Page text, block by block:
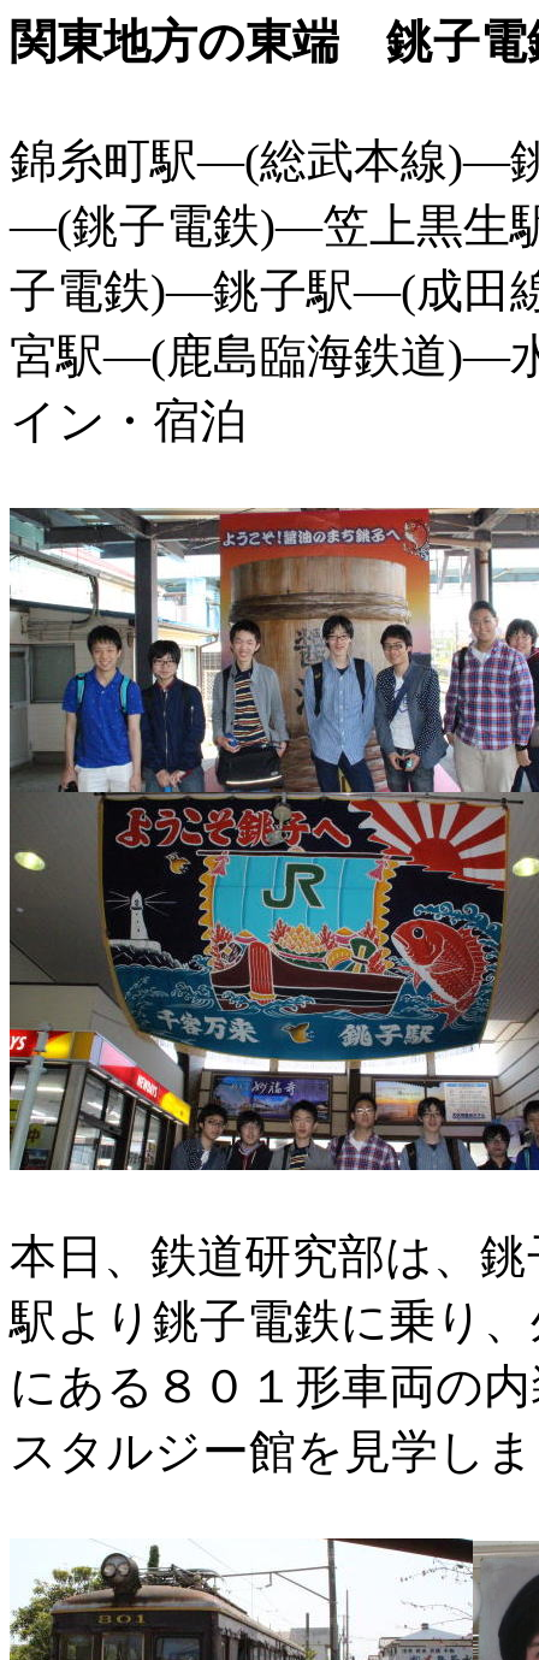
関東地方の東端 銚子
錦糸町駅―(総武本線)―
―(銚子電鉄)―笠上黒生
子電鉄)―銚子駅―(成田
宮駅―(鹿島臨海鉄道)―
イン・宿泊
本日、鉄道研究部は、
駅より銚子電鉄に乗り
にある８０１形車両の
スタルジー館を見学し